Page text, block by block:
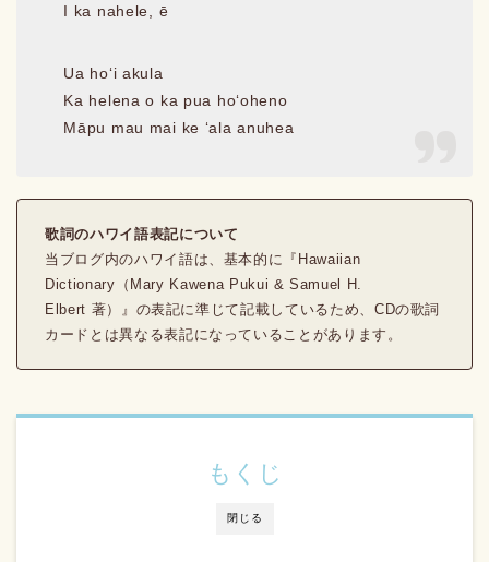
I ka nahele, ē
Ua hoʻi akula
Ka helena o ka pua hoʻoheno
Māpu mau mai ke ʻala anuhea
歌詞のハワイ語表記について
当ブログ内のハワイ語は、基本的に『Hawaiian
Dictionary（Mary Kawena Pukui & Samuel H.
Elbert 著）』の表記に準じて記載しているため、CDの歌詞
カードとは異なる表記になっていることがあります。
閉じる
もくじ